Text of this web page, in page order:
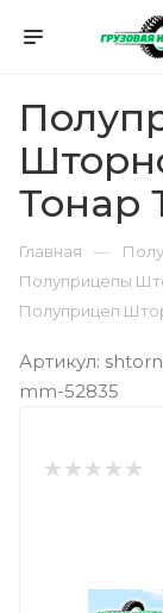
Тонар
Главная —
Полуприцепы
Полуприцеп
Артикул:
mm-52835